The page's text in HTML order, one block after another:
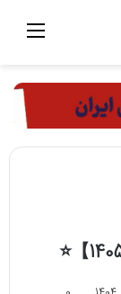
منو